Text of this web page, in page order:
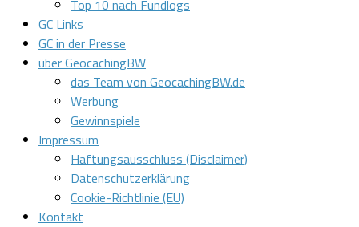
Top 10 nach Fundlogs
GC Links
GC in der Presse
über GeocachingBW
das Team von GeocachingBW.de
Werbung
Gewinnspiele
Impressum
Haftungsausschluss (Disclaimer)
Datenschutzerklärung
Cookie-Richtlinie (EU)
Kontakt